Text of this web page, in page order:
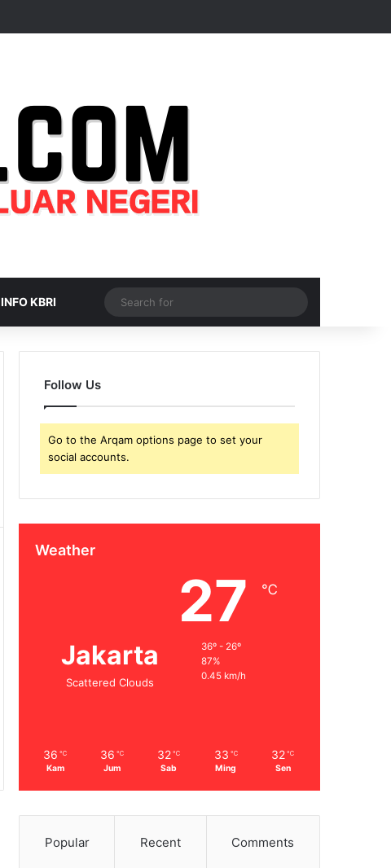
INFO KBRI
for
Follow Us
Go to the Arqam options page to set your
social accounts.
Weather
Jakarta
Scattered Clouds
27 ℃
36º - 26º
87%
0.45 km/h
36 ℃
Kam
36 ℃
Jum
32 ℃
Sab
33 ℃
Ming
32 ℃
Sen
Popular Recent Comments